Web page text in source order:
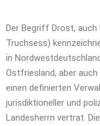
Der Begriff Drost,
Truchsess)
in
Ostfriesland, aber
einen definierten
jurisdiktioneller und
Landesherrn vertrat.